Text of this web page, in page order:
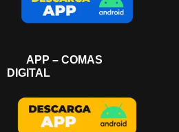
APP – COMAS
DIGITAL